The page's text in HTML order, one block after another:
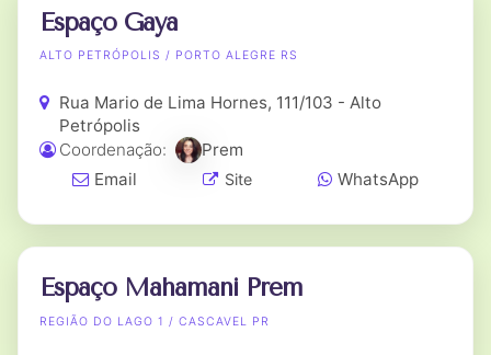
Espaço Gaya
ALTO PETRÓPOLIS / PORTO ALEGRE RS
Rua Mario de Lima Hornes, 111/103 - Alto
Petrópolis
Coordenação:
Prem
Email
Site WhatsApp
Espaço Mahamani Prem
REGIÃO DO LAGO 1 / CASCAVEL PR